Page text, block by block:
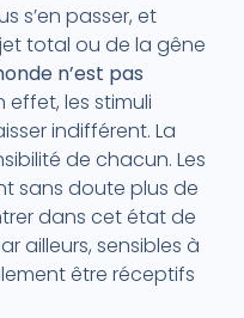
s’en passer, et
total ou de la gêne
n’est pas
effet, les stimuli
indifférent. La
de chacun. Les
sans doute plus de
dans cet état de
ailleurs, sensibles à
être réceptifs